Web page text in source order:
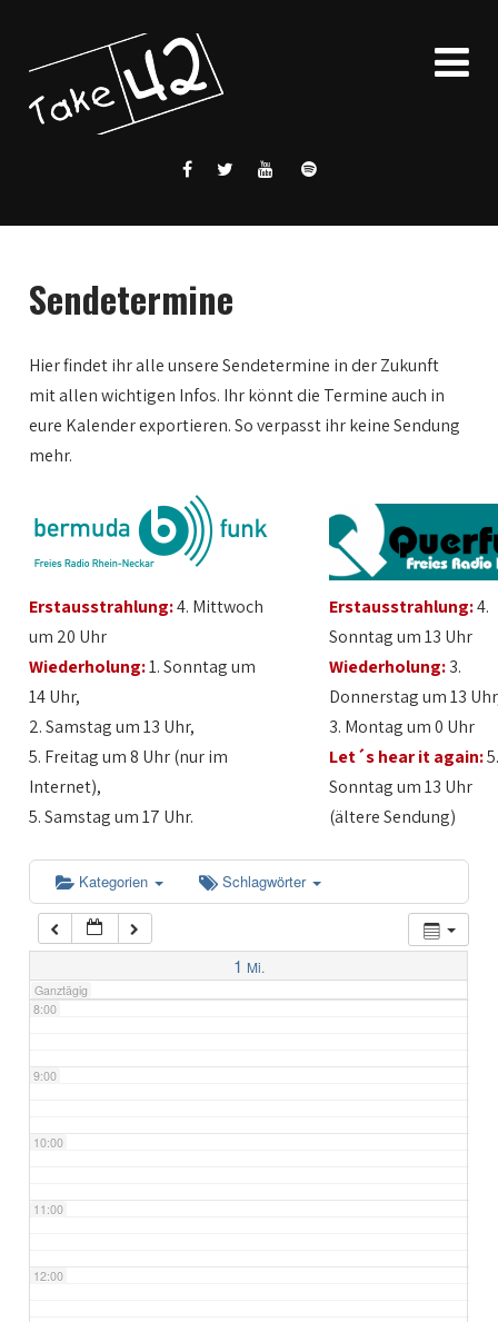
Sendetermine
Hier findet ihr alle unsere Sendetermine in der Zukunft
mit allen wichtigen Infos. Ihr könnt die Termine auch in
eure Kalender exportieren. So verpasst ihr keine Sendung
mehr.
Erstausstrahlung:4. Mittwoch
um 20 Uhr
Wiederholung:1. Sonntag um
14 Uhr,
2. Samstag um 13 Uhr,
5. Freitag um 8 Uhr (nur im
Internet),
5. Samstag um 17 Uhr.
Erstausstrahlung:4.
Sonntag um 13 Uhr
Wiederholung:3.
Donnerstag um 13
3. Montag um 0 Uhr
Let´s hear it again:
Sonntag um 13 Uhr
(ältere Sendung)
Kategorien Schlagwörter
1 Mi.
Ganztägig
1:00
2:00
3:00
5:00
6:00
7:00
8:00
9:00
10:00
11:00
12:00